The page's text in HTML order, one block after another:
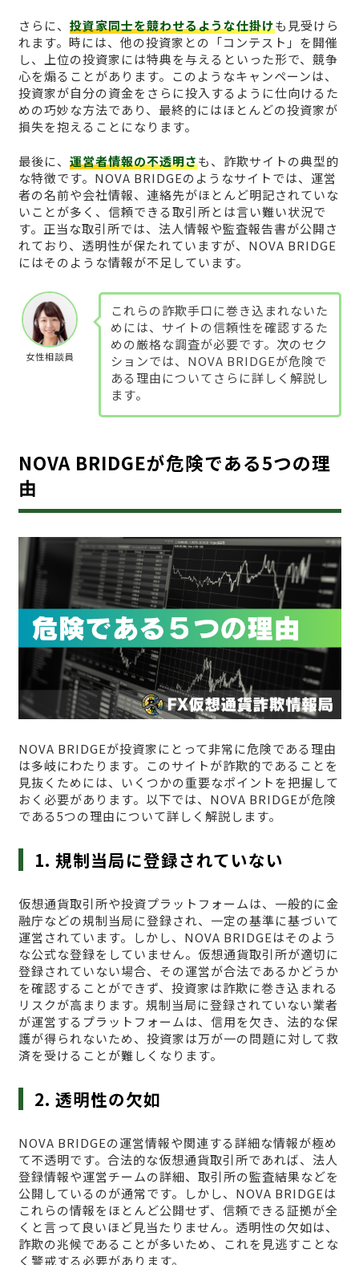
さらに、 投資家同士を競わせるような仕掛けも見受けら
れます。時には、他の投資家との「コンテスト」を開催
し、上位の投資家には特典を与えるといった形で、競争
心を煽ることがあります。このようなキャンペーンは、
投資家が自分の資金をさらに投入するように仕向けるた
めの巧妙な方法であり、最終的にはほとんどの投資家が
損失を抱えることになります。
最後に、 運営者情報の不透明さも、詐欺サイトの典型的
な特徴です。NOVA BRIDGEのようなサイトでは、運営
者の名前や会社情報、連絡先がほとんど明記されていな
いことが多く、信頼できる取引所とは言い難い状況で
す。正当な取引所では、法人情報や監査報告書が公開さ
れており、透明性が保たれていますが、NOVA BRIDGE
にはそのような情報が不足しています。
女性相談員
これらの詐欺手口に巻き込まれないた
めには、サイトの信頼性を確認するた
めの厳格な調査が必要です。次のセク
ションでは、NOVA BRIDGEが危険で
ある理由についてさらに詳しく解説し
ます。
NOVA BRIDGEが危険である5つの理
由
NOVA BRIDGEが投資家にとって非常に危険である理由
は多岐にわたります。このサイトが詐欺的であることを
見抜くためには、いくつかの重要なポイントを把握して
おく必要があります。以下では、NOVA BRIDGEが危険
である5つの理由について詳しく解説します。
1. 規制当局に登録されていない
仮想通貨取引所や投資プラットフォームは、一般的に金
融庁などの規制当局に登録され、一定の基準に基づいて
運営されています。しかし、NOVA BRIDGEはそのよう
な公式な登録をしていません。仮想通貨取引所が適切に
登録されていない場合、その運営が合法であるかどうか
を確認することができず、投資家は詐欺に巻き込まれる
リスクが高まります。規制当局に登録されていない業者
が運営するプラットフォームは、信用を欠き、法的な保
護が得られないため、投資家は万が一の問題に対して救
済を受けることが難しくなります。
2. 透明性の欠如
NOVA BRIDGEの運営情報や関連する詳細な情報が極め
て不透明です。合法的な仮想通貨取引所であれば、法人
登録情報や運営チームの詳細、取引所の監査結果などを
公開しているのが通常です。しかし、NOVA BRIDGEは
これらの情報をほとんど公開せず、信頼できる証拠が全
くと言って良いほど見当たりません。透明性の欠如は、
詐欺の兆候であることが多いため、これを見逃すことな
く警戒する必要があります。